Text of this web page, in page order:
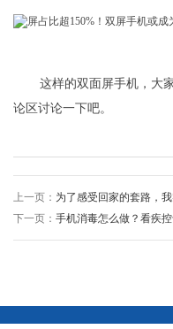
这样的双面屏手机，大
论区讨论一下吧。
上一页： 为了感受回家的套路，
下一页： 手机消毒怎么做？看疾